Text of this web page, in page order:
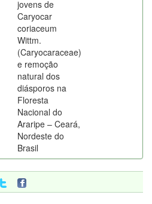
jovens de
Caryocar
coriaceum
Wittm.
(Caryocaraceae)
e remoção
natural dos
diásporos na
Floresta
Nacional do
Araripe – Ceará,
Nordeste do
Brasil